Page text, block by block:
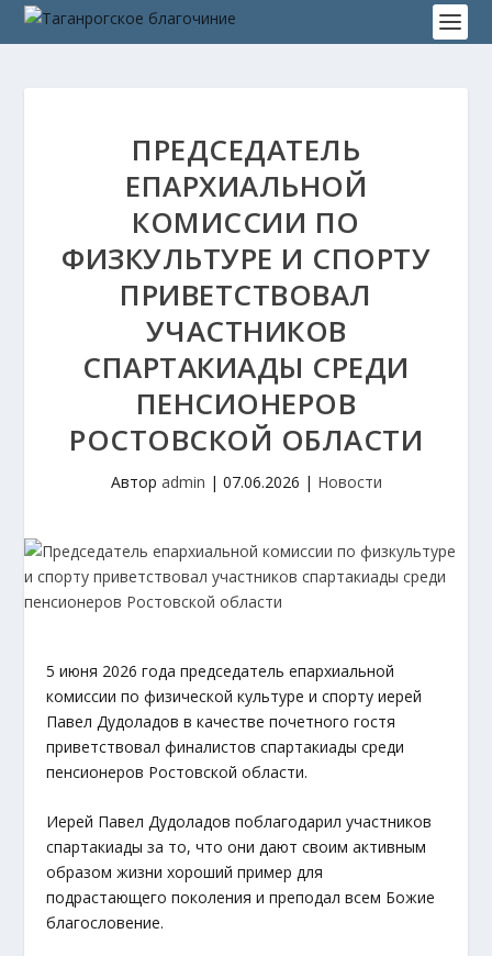
ПРЕДСЕДАТЕЛЬ
ЕПАРХИАЛЬНОЙ
КОМИССИИ ПО
ФИЗКУЛЬТУРЕ И СПОРТУ
ПРИВЕТСТВОВАЛ
УЧАСТНИКОВ
СПАРТАКИАДЫ СРЕДИ
ПЕНСИОНЕРОВ
РОСТОВСКОЙ ОБЛАСТИ
Автор admin | 07.06.2026 | Новости
5 июня 2026 года председатель епархиальной
комиссии по физической культуре и спорту иерей
Павел Дудоладов в качестве почетного гостя
приветствовал финалистов спартакиады среди
пенсионеров Ростовской области.
Иерей Павел Дудоладов поблагодарил участников
спартакиады за то, что они дают своим активным
образом жизни хороший пример для
подрастающего поколения и преподал всем Божие
благословение.